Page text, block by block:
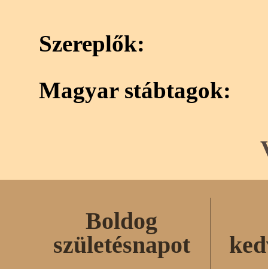
Szereplők:
Magyar stábtagok:
Boldog
születésnapot